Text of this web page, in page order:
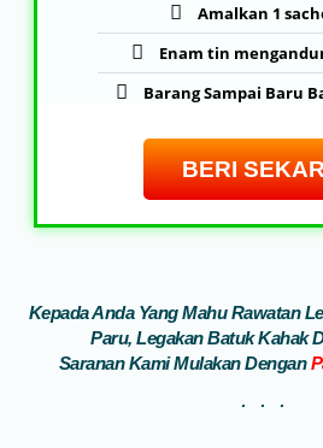
Amalkan 1
Enam tin
Barang Sampai Baru
BERI
Kepada Anda Yang Mahu Rawatan
Paru, Legakan Batuk Kahak
Saranan Kami Mulakan Dengan
...